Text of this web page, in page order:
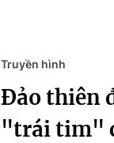
Truyền hình
Đảo thiên
"trái tim"